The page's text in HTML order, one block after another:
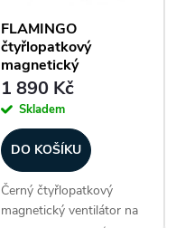
FLAMINGO
čtyřlopatkový
magnetický
ventilátor na
kouřovod černý
1 890 Kč
Skladem
DO KOŠÍKU
Černý čtyřlopatkový
magnetický ventilátor na